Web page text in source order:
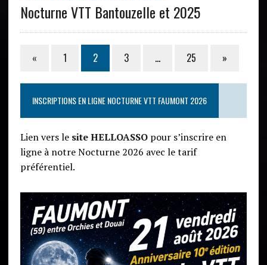
Nocturne VTT Bantouzelle et 2025
« 1 2 3 … 25 »
INSCRIPTIONS EN LIGNE NOCTURNE VTT FAUMONT 2026
Lien vers le site HELLOASSOpour s’inscrire en
ligne à notre Nocturne 2026 avec le tarif
préférentiel.